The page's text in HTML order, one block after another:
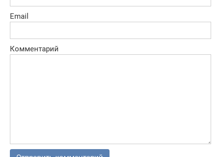
Email
Комментарий